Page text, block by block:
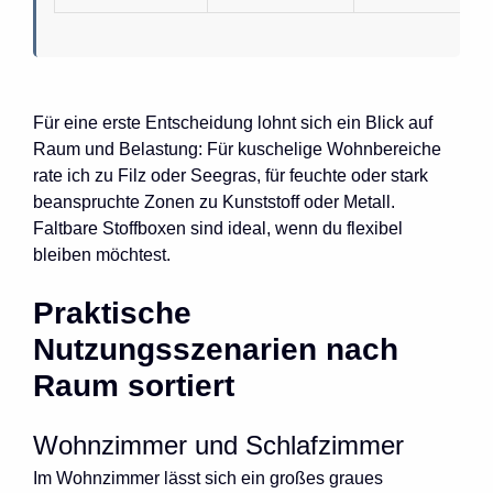
Für eine erste Entscheidung lohnt sich ein Blick auf
Raum und Belastung: Für kuschelige Wohnbereiche
rate ich zu Filz oder Seegras, für feuchte oder stark
beanspruchte Zonen zu Kunststoff oder Metall.
Faltbare Stoffboxen sind ideal, wenn du flexibel
bleiben möchtest.
Praktische
Nutzungsszenarien nach
Raum sortiert
Wohnzimmer und Schlafzimmer
Im Wohnzimmer lässt sich ein großes graues